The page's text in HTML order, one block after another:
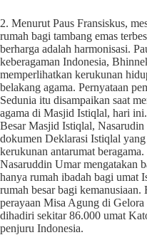
2. Menurut Paus Fransiskus,
rumah bagi tambang emas
berharga adalah harmonisasi.
keberagaman Indonesia,
memperlihatkan kerukunan
belakang agama. Pernyataan
Sedunia itu disampaikan saat
agama di Masjid Istiqlal, hari
Besar Masjid Istiqlal, Nasarudin
dokumen Deklarasi Istiqlal
kerukunan antarumat
Nasaruddin Umar mengatakan
hanya rumah ibadah bagi umat
rumah besar bagi
perayaan Misa Agung di
dihadiri sekitar 86.000 umat
penjuru Indonesia.